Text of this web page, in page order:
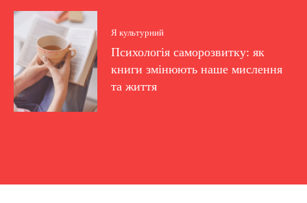
Я культурний
Психологія саморозвитку: як
книги змінюють наше мислення
та життя